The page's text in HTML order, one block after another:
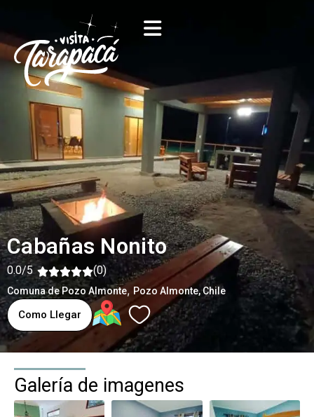
Cabañas Nonito
0.0/5 (0)
Comuna de Pozo Almonte, Pozo Almonte, Chile
Como Llegar
Galería de imagenes